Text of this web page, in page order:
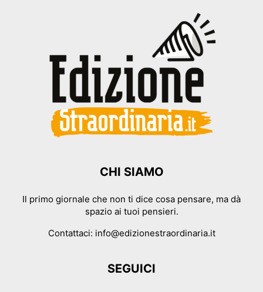
CHI SIAMO
Il primo giornale che non ti dice cosa pensare, ma dà
spazio ai tuoi pensieri.
Contattaci: info@edizionestraordinaria.it
SEGUICI